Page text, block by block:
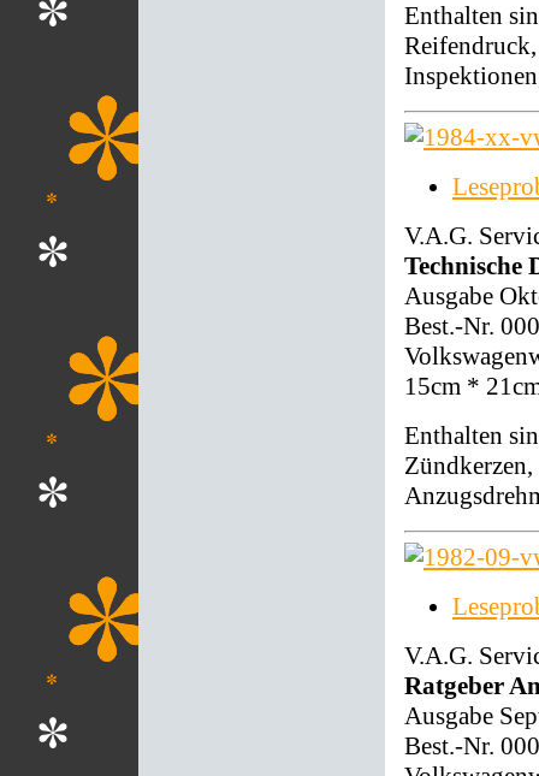
Enthalten
V.A.G.
Technische
Ausgabe
Best.-Nr.
15cm *
Enthalten
V.A.G.
Ratgeber
Ausgabe
Best.-Nr.